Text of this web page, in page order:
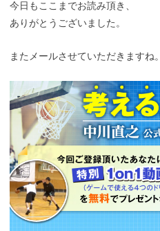
今日もここまでお読み頂き、
ありがとうございました。
またメールさせていただきますね。